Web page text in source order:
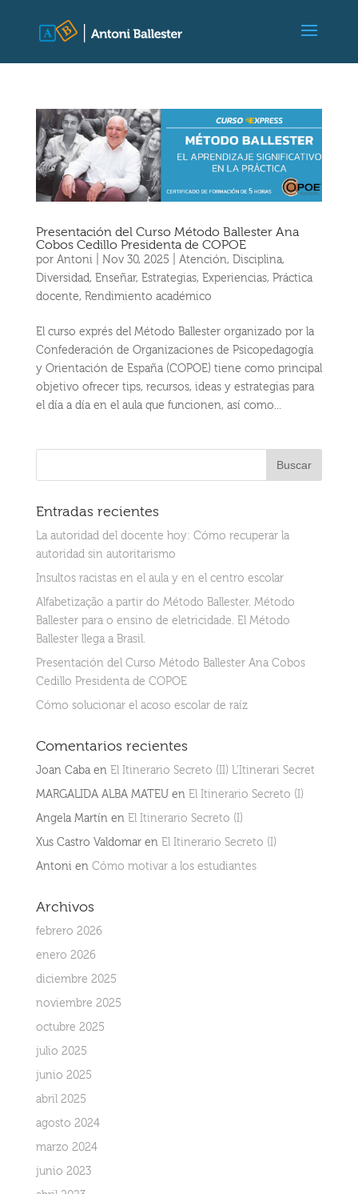
Presentación del Curso Método Ballester Ana
Cobos Cedillo Presidenta de COPOE
por Antoni Nov 30, 2025 Atención, Disciplina,
Diversidad, Enseñar, Estrategias, Experiencias, Práctica
docente, Rendimiento académico
El curso exprés del Método Ballester organizado por la
Confederación de Organizaciones de Psicopedagogía
y Orientación de España (COPOE) tiene como principal
objetivo ofrecer tips, recursos, ideas y estrategias para
el día a día en el aula que funcionen, así como...
Entradas recientes
La autoridad del docente hoy: Cómo recuperar la
autoridad sin autoritarismo
Insultos racistas en el aula y en el centro escolar
Alfabetização a partir do Método Ballester. Método
Ballester para o ensino de eletricidade. El Método
Ballester llega a Brasil.
Presentación del Curso Método Ballester Ana Cobos
Cedillo Presidenta de COPOE
Cómo solucionar el acoso escolar de raíz
Comentarios recientes
Joan Cabaen El Itinerario Secreto (II) L’Itinerari Secret
MARGALIDA ALBA MATEU en El Itinerario Secreto (I)
Angela Martínen El Itinerario Secreto (I)
Xus Castro Valdomaren El Itinerario Secreto (I)
Antoni en Cómo motivar a los estudiantes
Archivos
febrero 2026
enero 2026
diciembre 2025
noviembre 2025
octubre 2025
julio 2025
junio 2025
abril 2025
agosto 2024
marzo 2024
junio 2023